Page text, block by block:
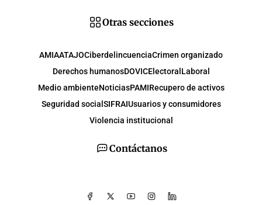
Contáctanos
Otras secciones
AMIAATAJOCiberdelincuenciaCrimen organizado
Derechos humanosDOVICElectoral Laboral
Medio ambienteNoticiasPAMIRecupero de activos
Seguridad social SIFRAIUsuarios y consumidores
Violencia institucional